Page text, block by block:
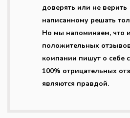
доверять или не верить
написанному решать
Но мы напоминаем, что
положительных
компании пишут о себе
100% отрицательных
являются правдой.